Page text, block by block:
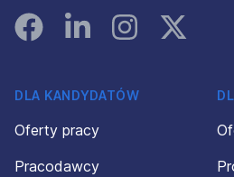
FacebookLinked InInstagramInstagram
DLA KANDYDATÓW
Oferty pracy
Pracodawcy